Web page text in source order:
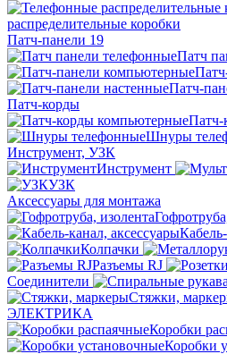
распределительные коробки
Патч-панели 19
Патч
Патч-
Патч-корды
Патч-
Шнуры
Инструмент, УЗК
Инструмент
УЗК
Аксессуары для монтажа
Колпачки
Разъемы RJ
Соединители
Стяжки,
ЭЛЕКТРИКА
Коробки
Коробки